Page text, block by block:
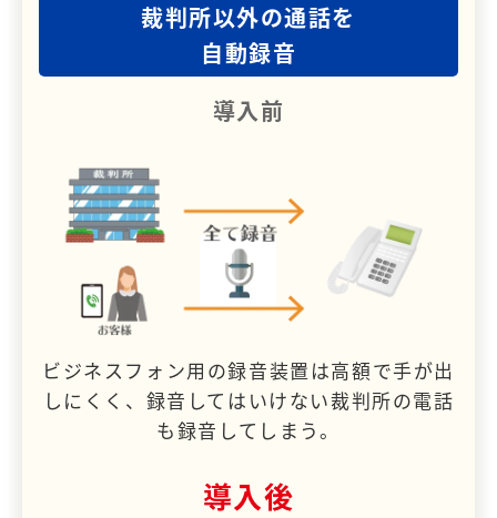
裁判所以外の通話を
自動録音
導入前
ビジネスフォン用の録音装置は高額で手が出
しにくく、録音してはいけない裁判所の電話
も録音してしまう。
導入後